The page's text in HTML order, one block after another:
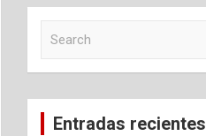
c
Entradas recientes